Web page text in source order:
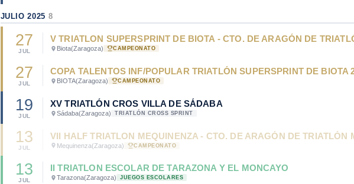
JULIO 2025 8
27
JUL
V TRIATLON SUPERSPRINT DE BIOTA - CTO. DE ARAGÓN DE
Biota(Zaragoza) CAMPEONATO
27
JUL
COPA TALENTOS INF/POPULAR TRIATLÓN SUPERSPRINT DE BIOTA
BIOTA(Zaragoza) CAMPEONATO
19
JUL
XV TRIATLÓN CROS VILLA DE SÁDABA
Sádaba(Zaragoza) TRIATLÓN CROSS SPRINT
13
JUL
VII HALF TRIATLON MEQUINENZA - CTO. DE ARAGÓN DE TRIATLÓN
Mequinenza(Zaragoza) CAMPEONATO
13
JUL
II TRIATLON ESCOLAR DE TARAZONA Y EL MONCAYO
Tarazona(Zaragoza) JUEGOS ESCOLARES